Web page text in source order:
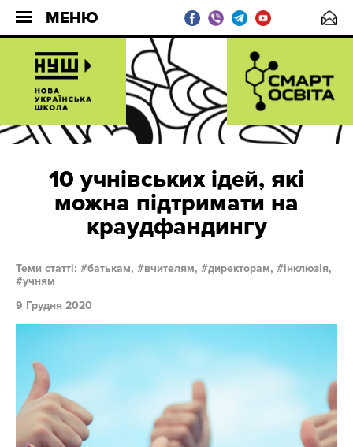
МЕНЮ
10 учнівських ідей, які
можна підтримати на
краудфандингу
Теми статті: батькам, вчителям, директорам,
інклюзія,
учням
9 Грудня 2020